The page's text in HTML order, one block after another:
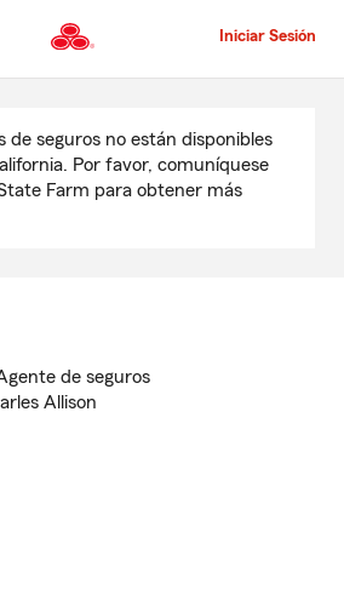
al
principal
Iniciar Sesión
de seguros no están disponibles
Por favor, comuníquese
Farm para obtener más